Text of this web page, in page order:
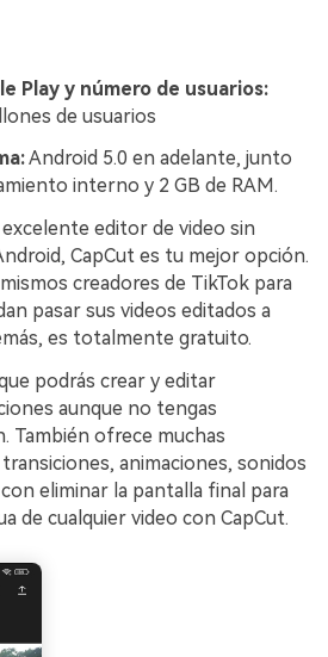
Play y número de usuarios:
de usuarios
Android 5.0 en adelante, junto
interno y 2 GB de RAM.
editor de video sin
CapCut es tu mejor opción.
creadores de TikTok para
pasar sus videos editados a
es totalmente gratuito.
podrás crear y editar
aunque no tengas
También ofrece muchas
animaciones, sonidos
eliminar la pantalla final para
de cualquier video con CapCut.